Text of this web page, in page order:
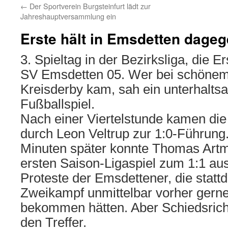
← Der Sportverein Burgsteinfurt lädt zur
Jahreshauptversammlung ein
Erste hält in Emsdetten
3. Spieltag in der Bezirksliga, die
SV Emsdetten 05. Wer bei
Kreisderby kam, sah ein
Fußballspiel.
Nach einer Viertelstunde kamen
durch Leon Veltrup zur 1:0-
Minuten später konnte Thomas
ersten Saison-Ligaspiel zum 1:1
Proteste der Emsdettener, die
Zweikampf unmittelbar vorher
bekommen hätten. Aber
den Treffer.